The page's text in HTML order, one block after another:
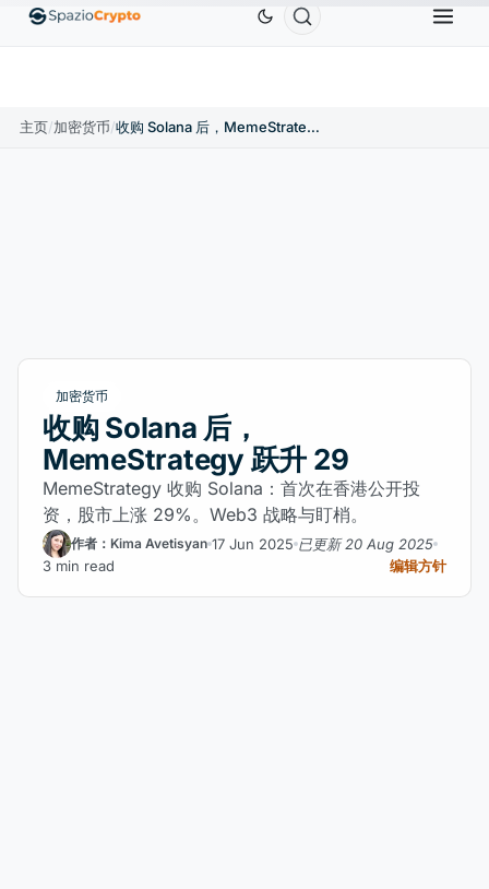
EthereumETHUS$1,880.58 TetherUSDT ↑0.00%
主页/加密货币/ 收购 Solana 后，MemeStrategy 跃升 29
加密货币
收购 Solana 后，
MemeStrategy 跃升 29
MemeStrategy 收购 Solana：首次在香港公开投
资，股市上涨 29%。Web3 战略与盯梢。
作者：Kima Avetisyan 17 Jun 2025 已更新 20 Aug 2025
3 min read
编辑方针